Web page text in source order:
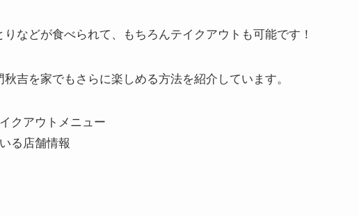
などが食べられて、もちろんテイクアウトも可能です！
吉を家でもさらに楽しめる方法を紹介しています。
クアウトメニュー
る店舗情報